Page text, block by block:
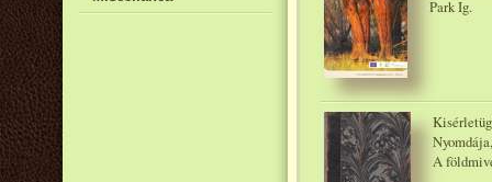
Park Ig.
A